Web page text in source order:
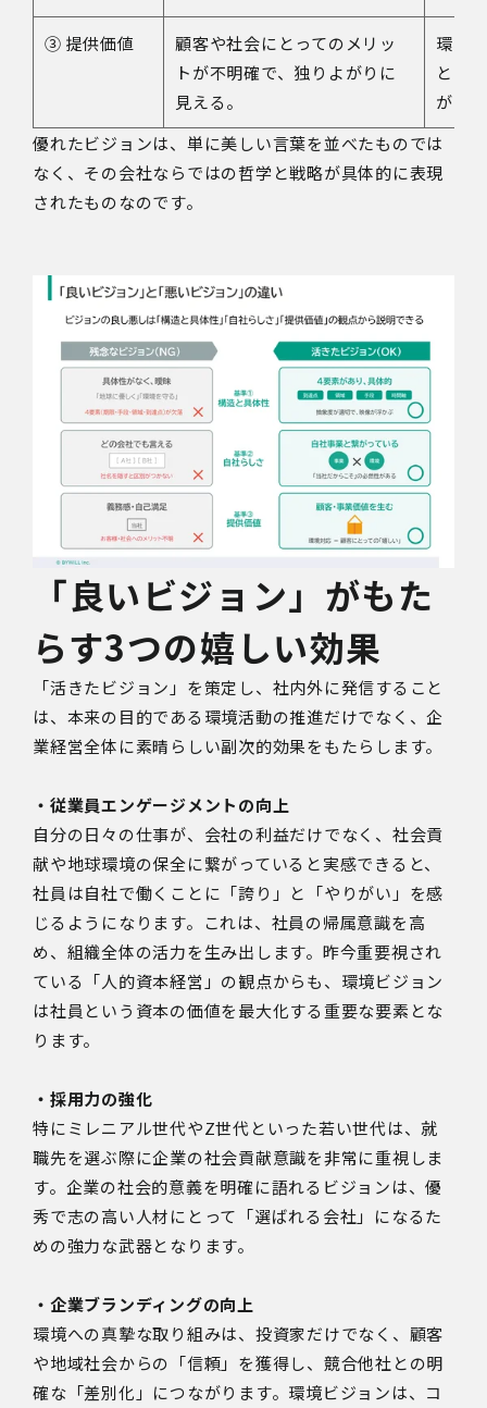
③ 提供価値
顧客や社会にとってのメリッ
トが不明確で、独りよがりに
見える。
環境
とっ
がっ
優れたビジョンは、単に美しい言葉を並べたものでは
なく、その会社ならではの哲学と戦略が具体的に表現
されたものなのです。
「良いビジョン」がもた
らす3つの嬉しい効果
「活きたビジョン」を策定し、社内外に発信すること
は、本来の目的である環境活動の推進だけでなく、企
業経営全体に素晴らしい副次的効果をもたらします。
・従業員エンゲージメントの向上
自分の日々の仕事が、会社の利益だけでなく、社会貢
献や地球環境の保全に繋がっていると実感できると、
社員は自社で働くことに「誇り」と「やりがい」を感
じるようになります。これは、社員の帰属意識を高
め、組織全体の活力を生み出します。昨今重要視され
ている「人的資本経営」の観点からも、環境ビジョン
は社員という資本の価値を最大化する重要な要素とな
ります。
・採用力の強化
特にミレニアル世代やZ世代といった若い世代は、就
職先を選ぶ際に企業の社会貢献意識を非常に重視しま
す。企業の社会的意義を明確に語れるビジョンは、優
秀で志の高い人材にとって「選ばれる会社」になるた
めの強力な武器となります。
・企業ブランディングの向上
環境への真摯な取り組みは、投資家だけでなく、顧客
や地域社会からの「信頼」を獲得し、競合他社との明
確な「差別化」につながります。環境ビジョンは、コ